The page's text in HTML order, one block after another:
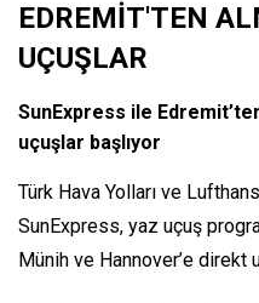
EDREMİT'TEN
UÇUŞLAR
SunExpress ile
uçuşlar başlıyor
Türk Hava Yolları ve
SunExpress, yaz uçuş
Münih ve Hannover’e direkt